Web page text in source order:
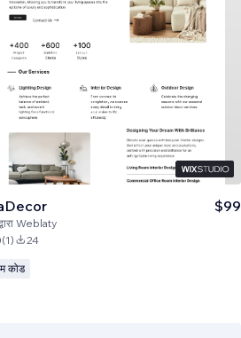
Weblaty
$99
(1) 24
कोड